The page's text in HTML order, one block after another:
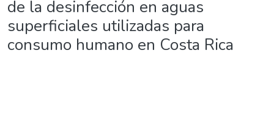
de la desinfección en aguas
superficiales utilizadas para
consumo humano en Costa Rica